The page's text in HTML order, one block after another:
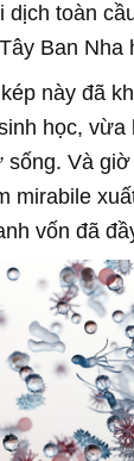
dịch toàn
Ban Nha
này đã
học,
sống. Và giờ
mirabile
vốn đã